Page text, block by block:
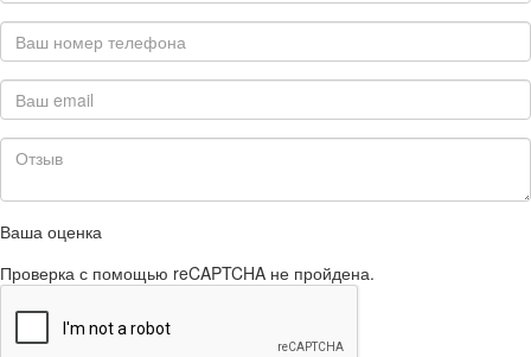
Ваша оценка
Проверка с помощью reCAPTCHA не пройдена.